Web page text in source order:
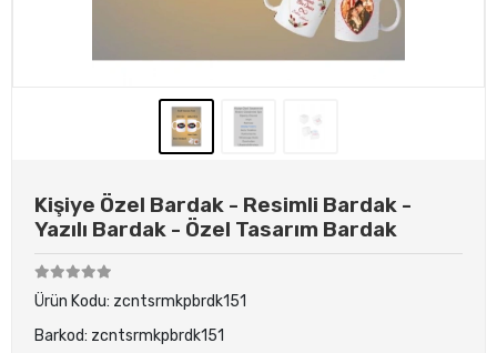
Kişiye Özel Bardak - Resimli Bardak -
Yazılı Bardak - Özel Tasarım Bardak
Ürün Kodu: zcntsrmkpbrdk151
Barkod: zcntsrmkpbrdk151